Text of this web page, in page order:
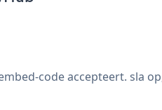
code accepteert. sla